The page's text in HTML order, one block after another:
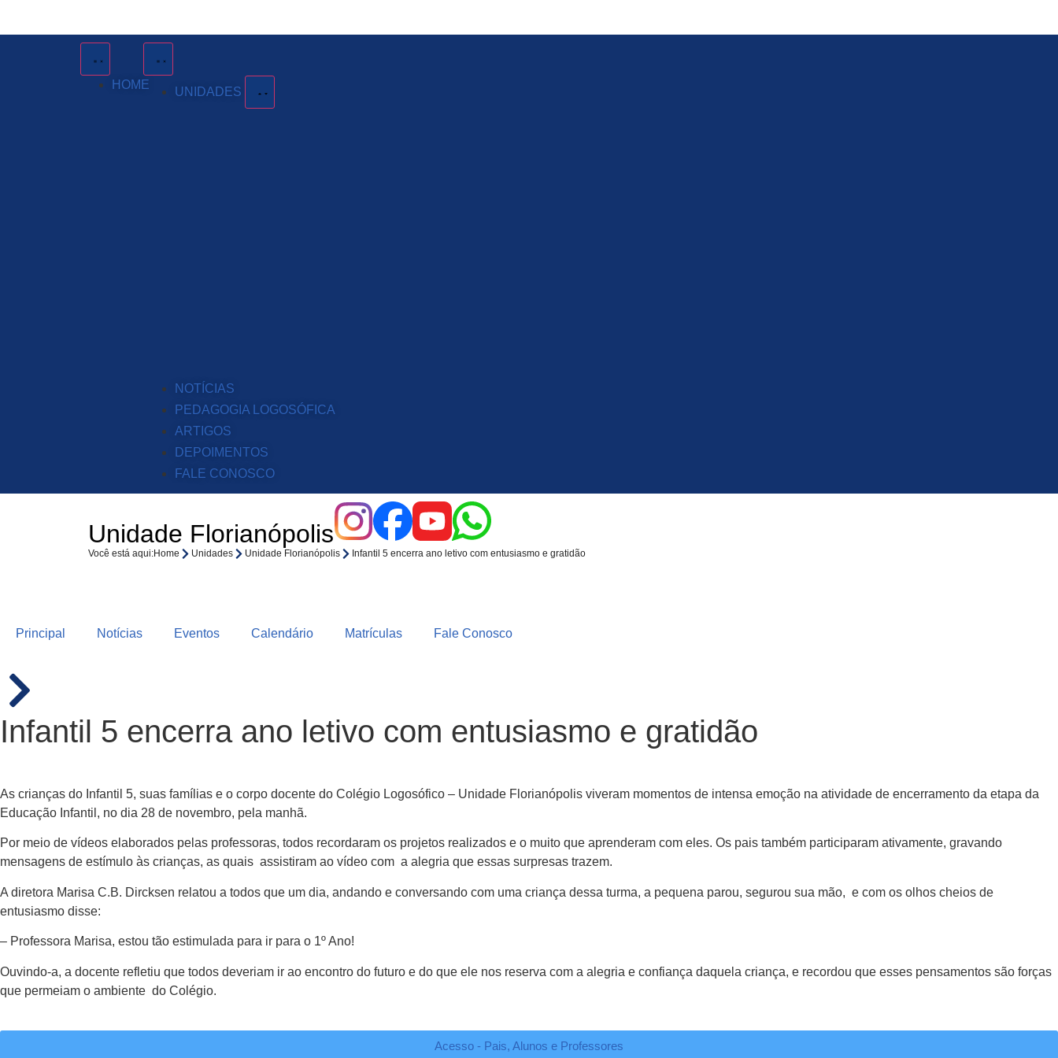
HOME
UNIDADES
NOTÍCIAS
PEDAGOGIA LOGOSÓFICA
ARTIGOS
DEPOIMENTOS
FALE CONOSCO
Unidade Florianópolis
Você está aqui:Home Unidades Unidade Florianópolis Infantil 5 encerra ano letivo com entusiasmo e gratidão
Principal Notícias Eventos Calendário Matrículas Fale Conosco
Infantil 5 encerra ano letivo com entusiasmo e gratidão
As crianças do Infantil 5, suas famílias e o corpo docente do Colégio Logosófico – Unidade Florianópolis viveram momentos de intensa emoção na atividade de encerramento da etapa da
Educação Infantil, no dia 28 de novembro, pela manhã.
Por meio de vídeos elaborados pelas professoras, todos recordaram os projetos realizados e o muito que aprenderam com eles. Os pais também participaram ativamente, gravando
mensagens de estímulo às crianças, as quais assistiram ao vídeo com a alegria que essas surpresas trazem.
A diretora Marisa C.B. Dircksen relatou a todos que um dia, andando e conversando com uma criança dessa turma, a pequena parou, segurou sua mão, e com os olhos cheios de
entusiasmo disse:
– Professora Marisa, estou tão estimulada para ir para o 1º Ano!
Ouvindo-a, a docente refletiu que todos deveriam ir ao encontro do futuro e do que ele nos reserva com a alegria e confiança daquela criança, e recordou que esses pensamentos são forças
que permeiam o ambiente do Colégio.
Acesso - Pais, Alunos e Professores